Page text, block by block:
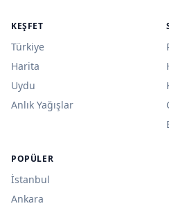
KEŞFET
Türkiye
Harita
Uydu
Anlık Yağışlar
POPÜLER
İstanbul
Ankara